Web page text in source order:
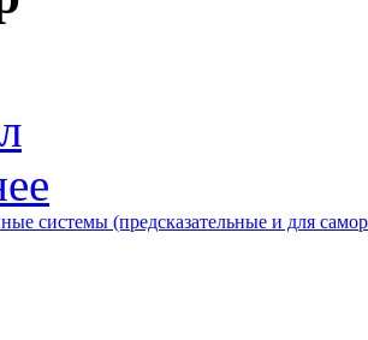
системы (предсказательные и для